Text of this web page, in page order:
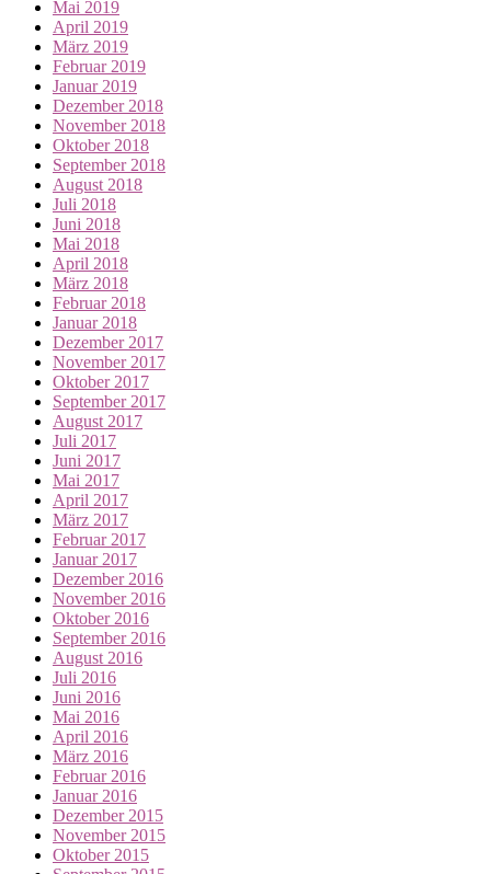
Mai 2019
April 2019
März 2019
Februar 2019
Januar 2019
Dezember 2018
November 2018
Oktober 2018
September 2018
August 2018
Juli 2018
Juni 2018
Mai 2018
April 2018
März 2018
Februar 2018
Januar 2018
Dezember 2017
November 2017
Oktober 2017
September 2017
August 2017
Juli 2017
Juni 2017
Mai 2017
April 2017
März 2017
Februar 2017
Januar 2017
Dezember 2016
November 2016
Oktober 2016
September 2016
August 2016
Juli 2016
Juni 2016
Mai 2016
April 2016
März 2016
Februar 2016
Januar 2016
Dezember 2015
November 2015
Oktober 2015